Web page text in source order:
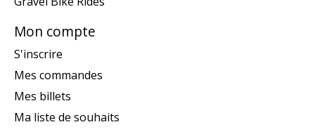
Mon compte
S'inscrire
Mes commandes
Mes billets
Ma liste de souhaits